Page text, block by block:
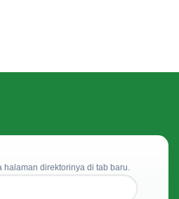
direktorinya di tab baru.